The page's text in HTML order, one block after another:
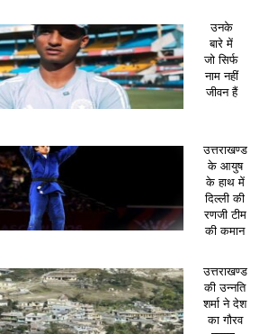
उनके
बारे में
जो सिर्फ
नाम नहीं
जीवन हैं
उत्तराखण्ड
के आयुष
के हाथ में
दिल्ली की
रणजी टीम
की कमान
उत्तराखण्ड
की उन्नति
शर्मा ने देश
का गौरव